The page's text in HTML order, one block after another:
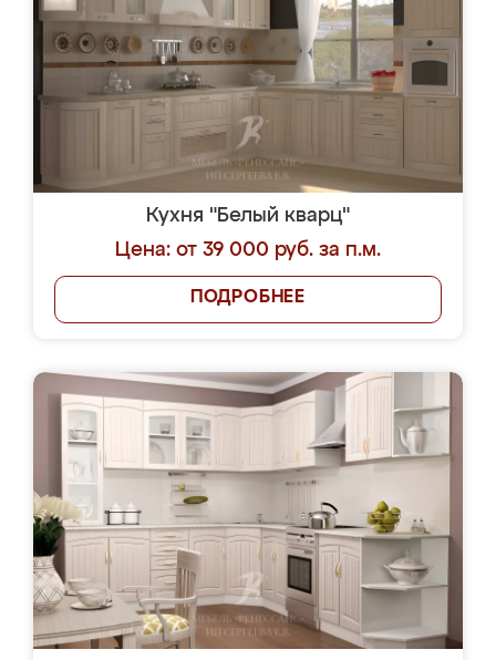
Кухня "Белый кварц"
Цена: от 39 000 руб. за п.м.
ПОДРОБНЕЕ